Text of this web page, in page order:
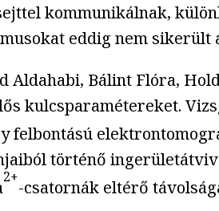
kommunikálnak,
eddig nem sikerült
Aldahabi, Bálint Flóra,
kulcsparamétereket.
felbontású
történő
2+-csatornák eltérő